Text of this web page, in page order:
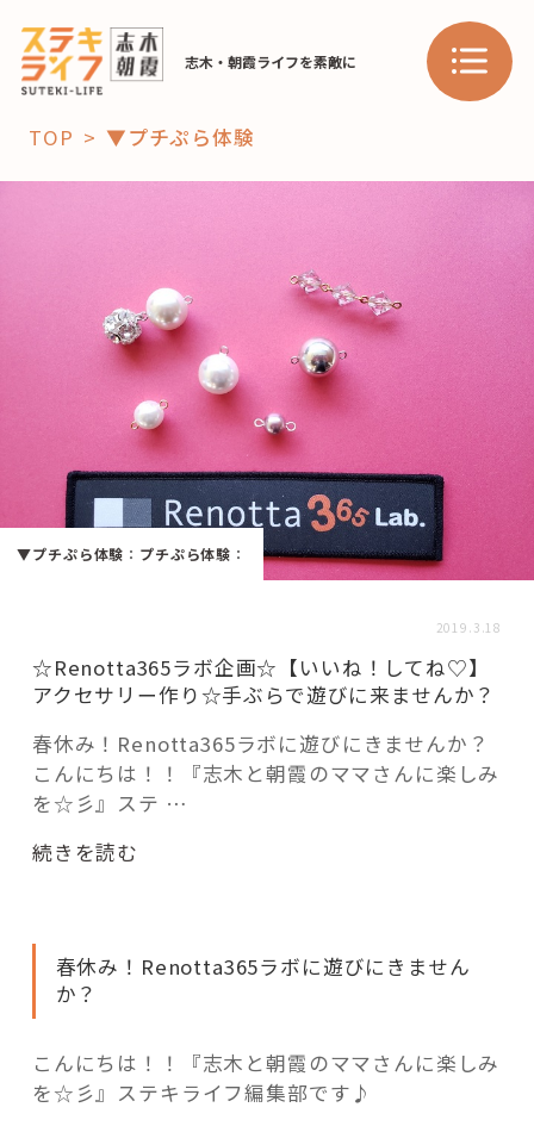
志木・朝霞ライフを素敵に
「コト」
おすすめ
スポット 学び・教育
「場」
HAREL HAREL
活用事例
fleXe リノベ事例
「ひと」
TOP ▼プチぷら体験
▼プチぷら体験 ： プチぷら体験 ：
2019.3.18
☆Renotta365ラボ企画☆【いいね！してね♡】
アクセサリー作り☆手ぶらで遊びに来ませんか？
春休み！Renotta365ラボに遊びにきませんか？
こんにちは！！『志木と朝霞のママさんに楽しみ
を☆彡』ステ …
“☆Renotta365
企
☆【
い
い
続きを読む
春休み！Renotta365ラボに遊びにきません
か？
こんにちは！！『志木と朝霞のママさんに楽しみ
を☆彡』ステキライフ編集部です♪